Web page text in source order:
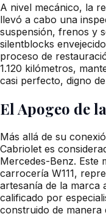
A nivel mecánico, la
llevó a cabo una
suspensión, frenos y
silentblocks
proceso de
1.120 kilómetros,
casi perfecto, digno
El Apogeo de
Más allá de su
Cabriolet es
Mercedes-Benz. Este
carrocería W111,
artesanía de la marca
calificado por
construido de manera